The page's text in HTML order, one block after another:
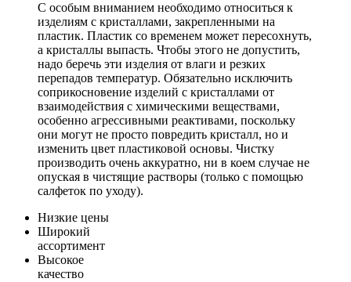
С особым вниманием необходимо относиться к
изделиям с кристаллами, закрепленными на
пластик. Пластик со временем может пересохнуть,
а кристаллы выпасть. Чтобы этого не допустить,
надо беречь эти изделия от влаги и резких
перепадов температур. Обязательно исключить
соприкосновение изделий с кристаллами от
взаимодействия с химическими веществами,
особенно агрессивными реактивами, поскольку
они могут не просто повредить кристалл, но и
изменить цвет пластиковой основы. Чистку
производить очень аккуратно, ни в коем случае не
опуская в чистящие растворы (только с помощью
салфеток по уходу).
Низкие цены
Широкий
ассортимент
Высокое
качество